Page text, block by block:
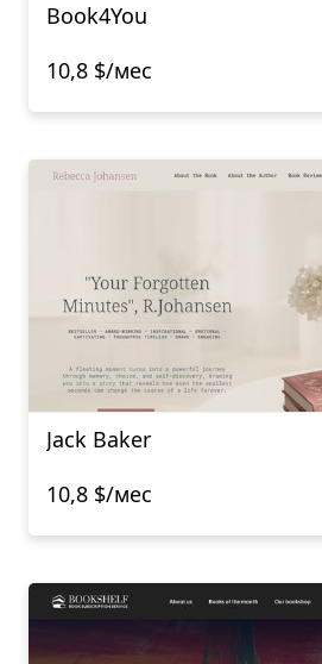
Book4You
10,8 $/мес
Jack Baker
10,8 $/мес